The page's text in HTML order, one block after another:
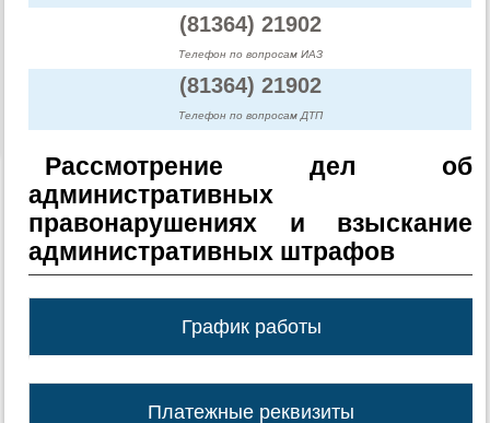
(81364) 21902
Телефон по вопросам ИАЗ
(81364) 21902
Телефон по вопросам ДТП
Рассмотрение дел об
административных
правонарушениях и взыскание
административных штрафов
График работы
Платежные реквизиты